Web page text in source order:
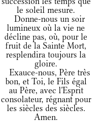
le soleil mesure.
Donne-nous un soir
lumineux où la vie ne
décline pas, où, pour le
fruit de la Sainte Mort,
resplendira toujours la
gloire.
Exauce-nous, Père très
bon, et Toi, le Fils égal
au Père, avec l'Esprit
consolateur, régnant pour
les siècles des siècles.
Amen.